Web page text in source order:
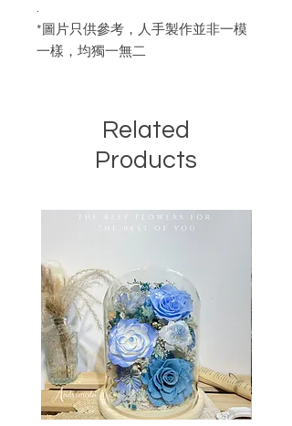
.
*圖片只供參考，人手製作並非一模
一樣，均獨一無二
Related
Products